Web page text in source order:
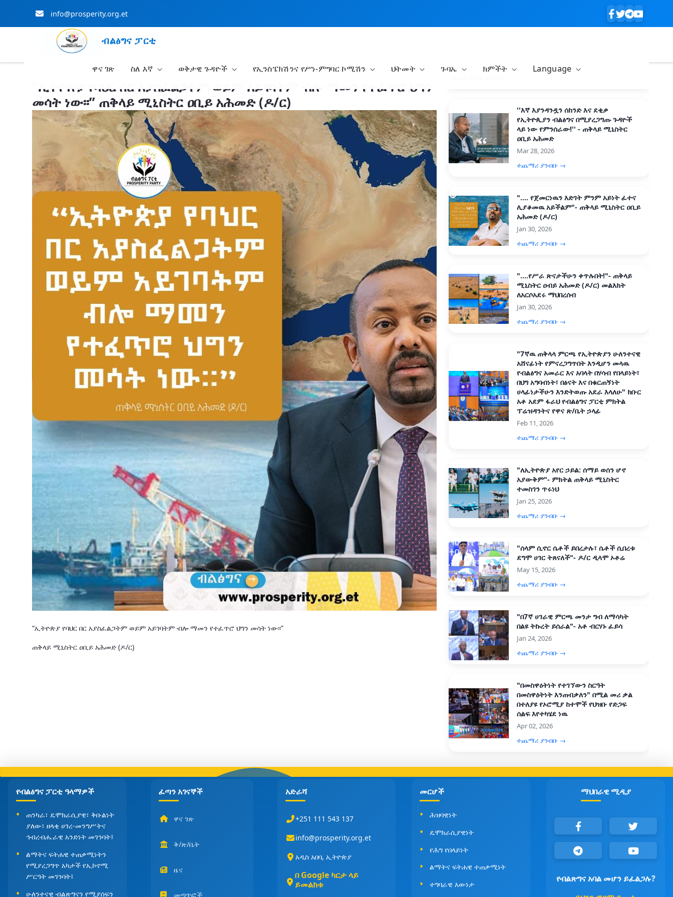
info@prosperity.org.et
ብልፅግና ፓርቲ
ዋና ገጽ ስለ እኛ ወቅታዊ ጉዳዮች የኢንስፔክሽንና የሥነ-ምግባር ኮሚሽን ህትመት ጉባኤ ክምችት Language
“ኢትዮጵያ የባህር በር አያስፈልጋትም ወይም አይገባትም ብሎ ማመን የተፈጥሮ ህግን
መሳት ነው፡፡” ጠቅላይ ሚኒስትር ዐቢይ አሕመድ (ዶ/ር)
“ኢትዮጵያ የባህር በር አያስፈልጋትም ወይም አይገባትም ብሎ ማመን የተፈጥሮ ህግን መሳት ነው፡፡”
ጠቅላይ ሚኒስትር ዐቢይ አሕመድ (ዶ/ር)
''እኛ እያንዳንዷን ሰከንድ እና ደቂቃ
የኢትዮጲያን ብልፅግና በሚያረጋግጡ ጉዳዮች
ላይ ነው የምንሰራው!'' - ጠቅላይ ሚኒስትር
ዐቢይ አሕመድ
Mar 28, 2026
ተጨማሪ ያንብቡ →
".... የጀመርነዉን እድገት ምንም አይነት ፈተና
ሊያቆመዉ አይችልም"- ጠቅላይ ሚኒስትር ዐቢይ
አሕመድ (ዶ/ር)
Jan 30, 2026
ተጨማሪ ያንብቡ →
"....የሥራ ጽናታችሁን ቀጥሉበት!"- ጠቅላይ
ሚኒስትር ዐብይ አሕመድ (ዶ/ር) መልእክት
ለአርሶአደሩ ማህበረሰብ
Jan 30, 2026
ተጨማሪ ያንብቡ →
"7ኛዉ ጠቅላላ ምርጫ የኢትዮጵያን ሁለንተናዊ
አሸናፊነት የምናረጋግጥበት እንዲሆን መላዉ
የብልፅግና አመራር እና አባላት በሃሳብ የበላይነት፣
በህግ አግባብነት፣ በፅናት እና በቁርጠኝነት
ሀላፊነታችሁን እንድትወጡ አደራ እላለሁ" ክቡር
አቶ አደም ፋራህ የብልፅግና ፓርቲ ምክትል
ፕሬዝዳንትና የዋና ጽ/ቤት ኃላፊ
Feb 11, 2026
ተጨማሪ ያንብቡ →
"ለኢትዮጵያ አየር ኃይል: ሰማይ ወሰን ሆኖ
አያውቅም"- ምክትል ጠቅላይ ሚኒስትር
ተመስገን ጥሩነህ
Jan 25, 2026
ተጨማሪ ያንብቡ →
"ሰላም ሲኖር ሴቶች ይበረታሉ፣ ሴቶች ሲበረቱ
ደግሞ ሀገር ትጸናለች"- ዶ/ር ዲላሞ ኦቶሬ
May 15, 2026
ተጨማሪ ያንብቡ →
"በ7ኛ ሀገራዊ ምርጫ መንታ ግብ ለማሳካት
በልዩ ትኩረት ይሰራል"- አቶ ብርሃኑ ፈይሳ
Jan 24, 2026
ተጨማሪ ያንብቡ →
"በመስዋዕትነት የተገኘውን ስርዓት
በመስዋዕትነት እንጠብቃለን" በሚል መሪ ቃል
በተለያዩ የኦሮሚያ ከተሞች የህዝቡ የድጋፍ
ሰልፍ እየተካሄደ ነዉ
Apr 02, 2026
ተጨማሪ ያንብቡ →
የብልፅግና ፓርቲ ዓላማዎች
ጠንካራ፣ ዴሞክራሲያዊ፣ ቅቡልነት
ያለው፣ ዘላቂ ሀገረ-መንግሥትና
ኅብረብሔራዊ አንድነት መገንባት፤
ልማትና ፍትሐዊ ተጠቃሚነትን
የሚያረጋግጥ አካታች የኢኮኖሚ
ሥርዓት መገንባት፤
ሁለንተናዊ ብልጽግናን የሚያሰፍን
ፈጣን አገናኞች
ዋና ገጽ
ቅ/ጽ/ቤት
ዜና
መጣጥፎች
አድራሻ
+251 111 543 137
info@prosperity.org.et
አዲስ አበባ, ኢትዮጵያ
በ Google ካርታ ላይ
ይመልከቱ
መርሆች
ሕዝባዊነት
ዴሞክራሲያዊነት
የሕግ የበላይነት
ልማትና ፍትሐዊ ተጠቃሚነት
ተግባራዊ እውነታ
ማህበራዊ ሚዲያ
የብልጽግና አባል መሆን ይፈልጋሉ?